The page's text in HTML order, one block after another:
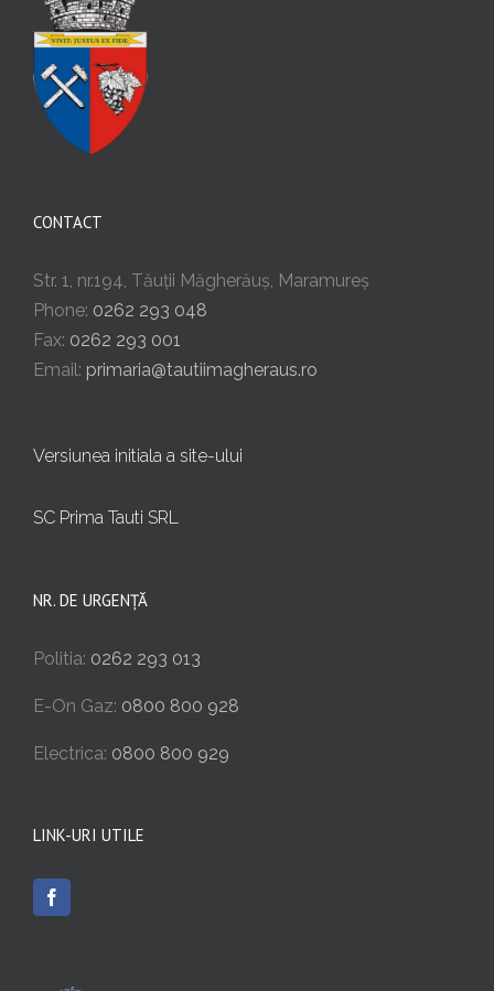
CONTACT
Str. 1, nr.194, Tăuții Măgherăuș, Maramureș
Phone: 0262 293 048
Fax: 0262 293 001
Email: primaria@tautiimagheraus.ro
Versiunea initiala a site-ului
SC Prima Tauti SRL
NR. DE URGENȚĂ
Politia: 0262 293 013
E-On Gaz: 0800 800 928
Electrica: 0800 800 929
LINK-URI UTILE